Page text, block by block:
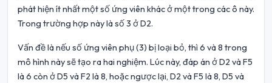
phát hiện ít nhất một số ứng viên khác ở một trong các ô này.
Trong trường hợp này là số 3 ở D2.
Vấn đề là nếu số ứng viên phụ (3) bị loại bỏ, thì 6 và 8 trong
mô hình này sẽ tạo ra hai nghiệm. Lúc này, đáp án ở D2 và F5
là 6 còn ở D5 và F2 là 8, hoặc ngược lại, D2 và F5 là 8, D5 và